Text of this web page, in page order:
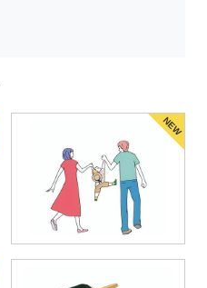
NEW